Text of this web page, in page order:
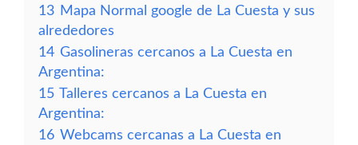
13 Mapa Normal google de La Cuesta y sus
alrededores
14 Gasolineras cercanos a La Cuesta en
Argentina:
15 Talleres cercanos a La Cuesta en
Argentina:
16 Webcams cercanas a La Cuesta en